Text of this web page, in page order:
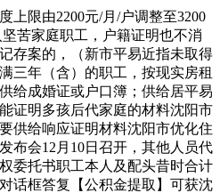
限由2200元/月/户调整至3200
苦家庭职工，户籍证明也不消
存案的，（新市平易近指未取得
三年（含）的职工，按现实房租
给成婚证或户口簿；供给居平易
证明多孩后代家庭的材料沈阳市
供给响应证明材料沈阳市优化住
布会12月10日召开，其他人员代
委托书职工本人及配头昔时合计
话框答复【公积金提取】可获沈